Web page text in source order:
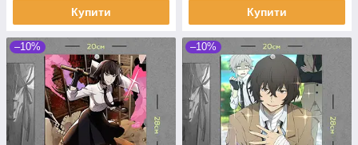
Купити Купити
–10% –10%